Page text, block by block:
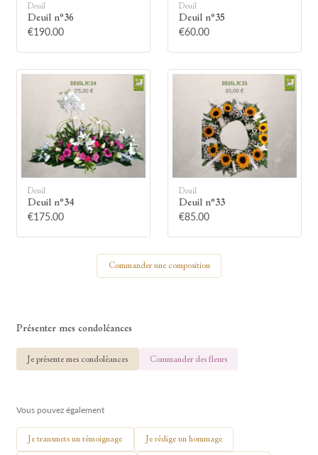
Allumez une bougie
Montrez votre soutien à la famille en
allumant symboliquement une bougie.
Votre prénom
Votre nom
🕯 Allumer ma bougie
Deuil
Deuil n°36
€190.00
Deuil
Deuil n°35
€60.00
Deuil
Deuil n°34
€175.00
Deuil
Deuil n°33
€85.00
Commander une composition
Présenter mes condoléances
Je présente mes condoléances Commander des fleurs
Vous pouvez également
Je transmets un témoignage Je rédige un hommage